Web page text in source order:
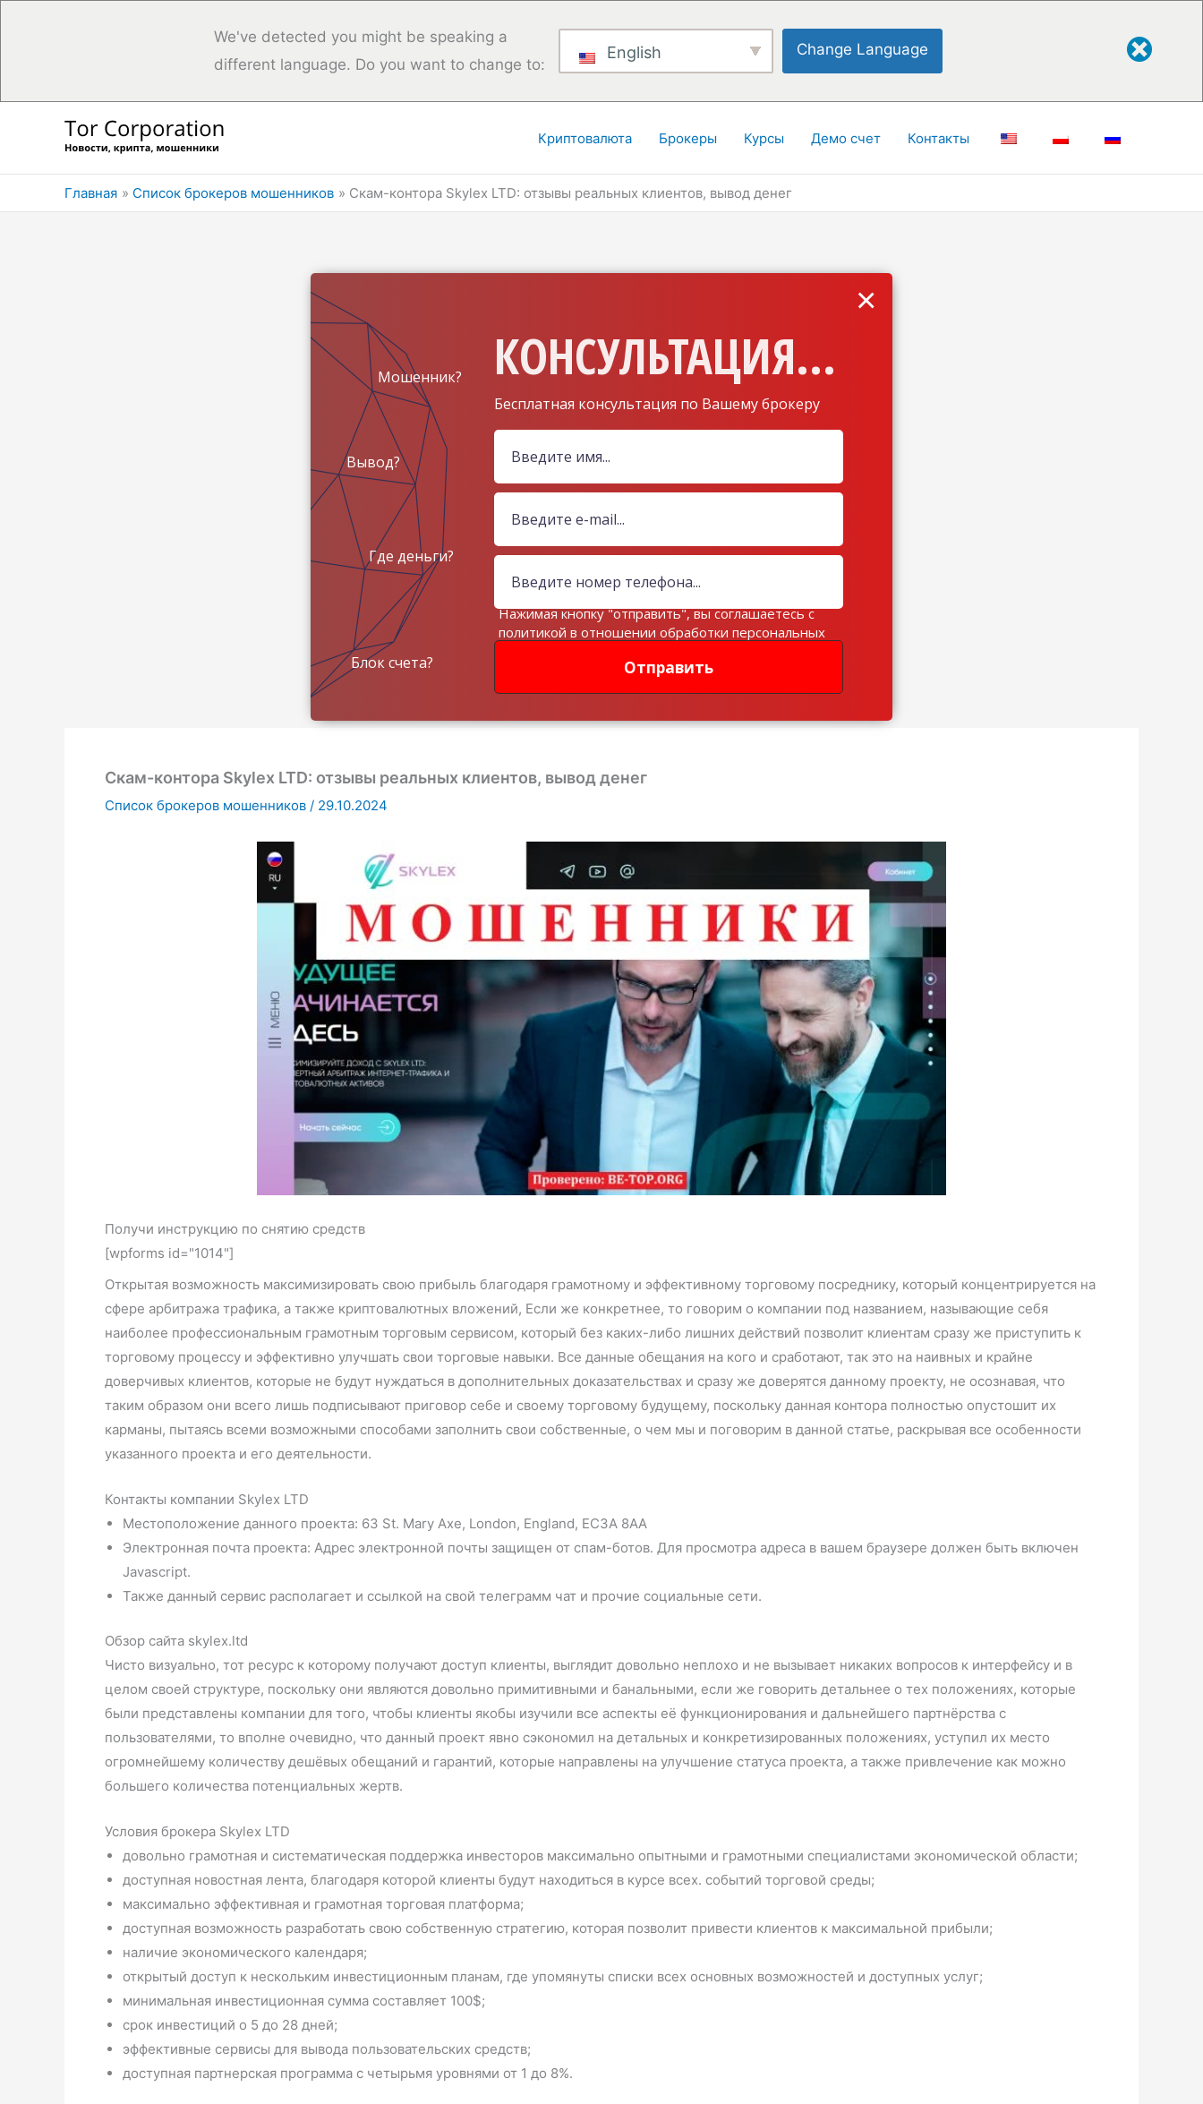
We've detected you might be speaking a
different language. Do you want to change to:
English Change Language
Криптовалюта Брокеры Курсы Демо счет Контакты
Главная Список брокеров мошенников Скам-контора Skylex LTD: отзывы реальных клиентов, вывод денег
КОНСУЛЬТАЦИЯ...
Бесплатная консультация по Вашему брокеру
Мошенник?
Вывод?
Где деньги?
Блок счета? Отправить
×
Нажимая кнопку "отправить", вы соглашаетесь с
политикой в отношении обработки персональных
Скам-контора Skylex LTD: отзывы реальных клиентов, вывод денег
Список брокеров мошенников / 29.10.2024
Получи инструкцию по снятию средств
[wpforms id="1014"]
Открытая возможность максимизировать свою прибыль благодаря грамотному и эффективному торговому посреднику, который концентрируется на
сфере арбитража трафика, а также криптовалютных вложений, Если же конкретнее, то говорим о компании под названием, называющие себя
наиболее профессиональным грамотным торговым сервисом, который без каких-либо лишних действий позволит клиентам сразу же приступить к
торговому процессу и эффективно улучшать свои торговые навыки. Все данные обещания на кого и сработают, так это на наивных и крайне
доверчивых клиентов, которые не будут нуждаться в дополнительных доказательствах и сразу же доверятся данному проекту, не осознавая, что
таким образом они всего лишь подписывают приговор себе и своему торговому будущему, поскольку данная контора полностью опустошит их
карманы, пытаясь всеми возможными способами заполнить свои собственные, о чем мы и поговорим в данной статье, раскрывая все особенности
указанного проекта и его деятельности.
Контакты компании Skylex LTD
Местоположение данного проекта: 63 St. Mary Axe, London, England, EC3A 8AA
Электронная почта проекта: Адрес электронной почты защищен от спам-ботов. Для просмотра адреса в вашем браузере должен быть включен
Javascript.
Также данный сервис располагает и ссылкой на свой телеграмм чат и прочие социальные сети.
Обзор сайта skylex.ltd
Чисто визуально, тот ресурс к которому получают доступ клиенты, выглядит довольно неплохо и не вызывает никаких вопросов к интерфейсу и в
целом своей структуре, поскольку они являются довольно примитивными и банальными, если же говорить детальнее о тех положениях, которые
были представлены компании для того, чтобы клиенты якобы изучили все аспекты её функционирования и дальнейшего партнёрства с
пользователями, то вполне очевидно, что данный проект явно сэкономил на детальных и конкретизированных положениях, уступил их место
огромнейшему количеству дешёвых обещаний и гарантий, которые направлены на улучшение статуса проекта, а также привлечение как можно
большего количества потенциальных жертв.
Условия брокера Skylex LTD
довольно грамотная и систематическая поддержка инвесторов максимально опытными и грамотными специалистами экономической области;
доступная новостная лента, благодаря которой клиенты будут находиться в курсе всех. событий торговой среды;
максимально эффективная и грамотная торговая платформа;
доступная возможность разработать свою собственную стратегию, которая позволит привести клиентов к максимальной прибыли;
наличие экономического календаря;
открытый доступ к нескольким инвестиционным планам, где упомянуты списки всех основных возможностей и доступных услуг;
минимальная инвестиционная сумма составляет 100$;
срок инвестиций о 5 до 28 дней;
эффективные сервисы для вывода пользовательских средств;
доступная партнерская программа с четырьмя уровнями от 1 до 8%.